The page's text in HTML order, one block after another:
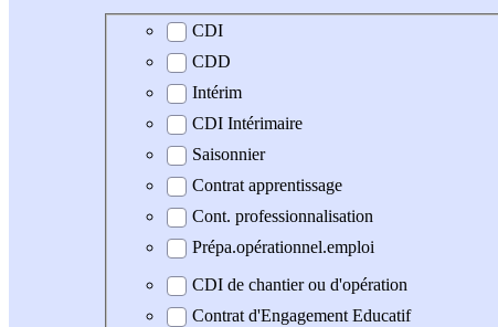
Type de contrat
CDI
CDD
Intérim
CDI Intérimaire
Saisonnier
Contrat apprentissage
Cont. professionnalisation
Prépa.opérationnel.emploi
CDI de chantier ou d'opération
Contrat d'Engagement Educatif